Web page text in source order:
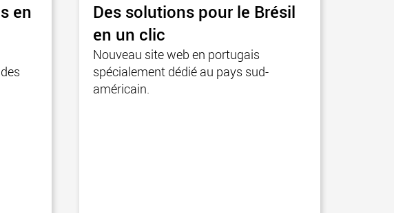
en
Des solutions pour le Brésil
en un clic
Nouveau site web en portugais
spécialement dédié au pays sud-
américain.